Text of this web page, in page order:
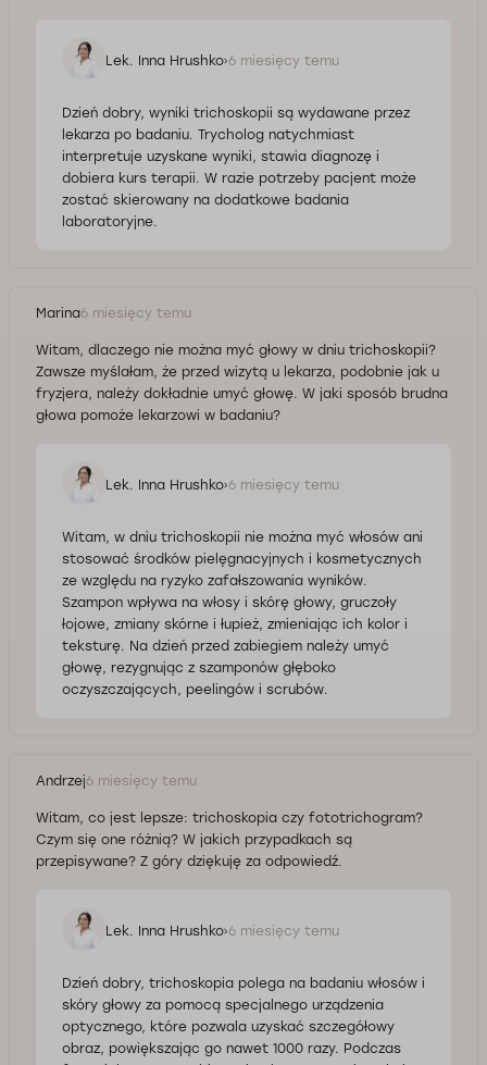
Lek. Inna Hrushko 6 miesięcy temu
Dzień dobry, wyniki trichoskopii są wydawane przez
lekarza po badaniu. Trycholog natychmiast
interpretuje uzyskane wyniki, stawia diagnozę i
dobiera kurs terapii. W razie potrzeby pacjent może
zostać skierowany na dodatkowe badania
laboratoryjne.
Marina6 miesięcy temu
Witam, dlaczego nie można myć głowy w dniu trichoskopii?
Zawsze myślałam, że przed wizytą u lekarza, podobnie jak u
fryzjera, należy dokładnie umyć głowę. W jaki sposób brudna
głowa pomoże lekarzowi w badaniu?
Lek. Inna Hrushko 6 miesięcy temu
Witam, w dniu trichoskopii nie można myć włosów ani
stosować środków pielęgnacyjnych i kosmetycznych
ze względu na ryzyko zafałszowania wyników.
Szampon wpływa na włosy i skórę głowy, gruczoły
łojowe, zmiany skórne i łupież, zmieniając ich kolor i
teksturę. Na dzień przed zabiegiem należy umyć
głowę, rezygnując z szamponów głęboko
oczyszczających, peelingów i scrubów.
Andrzej6 miesięcy temu
Witam, co jest lepsze: trichoskopia czy fototrichogram?
Czym się one różnią? W jakich przypadkach są
przepisywane? Z góry dziękuję za odpowiedź.
Lek. Inna Hrushko 6 miesięcy temu
Dzień dobry, trichoskopia polega na badaniu włosów i
skóry głowy za pomocą specjalnego urządzenia
optycznego, które pozwala uzyskać szczegółowy
obraz, powiększając go nawet 1000 razy. Podczas